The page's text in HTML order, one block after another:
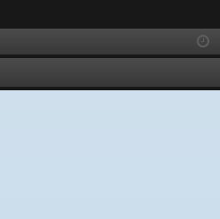
ar
ist
rs